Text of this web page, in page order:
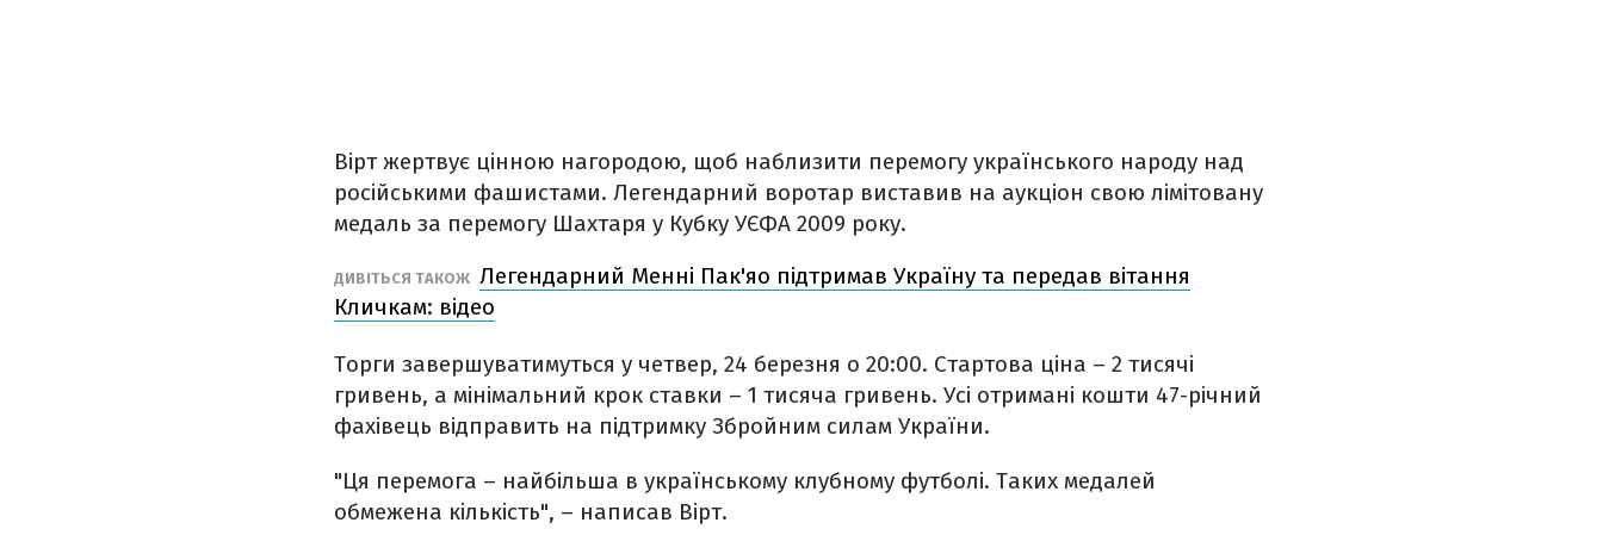
Вірт жертвує цінною нагородою, щоб наблизити перемогу українського народу над
російськими фашистами. Легендарний воротар виставив на аукціон свою лімітовану
медаль за перемогу Шахтаря у Кубку УЄФА 2009 року.
ДИВІТЬСЯ ТАКОЖ Легендарний Менні Пак'яо підтримав Україну та передав вітання
Кличкам: відео
Торги завершуватимуться у четвер, 24 березня о 20:00. Стартова ціна – 2 тисячі
гривень, а мінімальний крок ставки – 1 тисяча гривень. Усі отримані кошти 47-річний
фахівець відправить на підтримку Збройним силам України.
"Ця перемога – найбільша в українському клубному футболі. Таких медалей
обмежена кількість", – написав Вірт.